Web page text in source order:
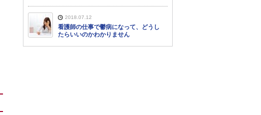
2018.07.12
看護師の仕事で鬱病になって、どうし
たらいいのかわかりません